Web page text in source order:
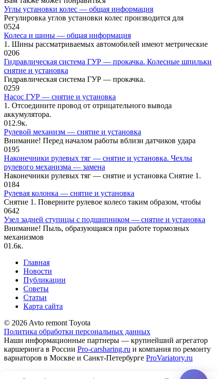
Углы установки колес — общая информация
Регулировка углов установки колес производится для
0524
Колеса и шины — общая информация
1. Шины рассматриваемых автомобилей имеют метрические
0206
Гидравлическая система ГУР — прокачка. Колесные шпильки
снятие и установка
Гидравлическая система ГУР — прокачка.
0259
Насос ГУР — снятие и установка
1. Отсоедините провод от отрицательного вывода
аккумулятора.
012.9к.
Рулевой механизм — снятие и установка
Внимание! Перед началом работы вблизи датчиков удара
0195
Наконечники рулевых тяг — снятие и установка. Чехлы
рулевого механизма — замена
Наконечники рулевых тяг — снятие и установка Снятие 1.
0184
Рулевая колонка — снятие и установка
Снятие 1. Поверните рулевое колесо таким образом, чтобы
0642
Узел задней ступицы с подшипником — снятие и установка
Внимание! Пыль, образующаяся при работе тормозных
механизмов
01.6к.
Главная
Новости
Публикации
Советы
Статьи
Карта сайта
© 2026 Avto remont Toyota
Политика обработки персональных данных
Наши информационные партнеры — крупнейший агрегатор
каршеринга в России Pro-carsharing.ru и компания по ремонту
вариаторов в Москве и Санкт-Петербурге ProVariatory.ru
Сео-продвижение и техническое сопровождение сайта